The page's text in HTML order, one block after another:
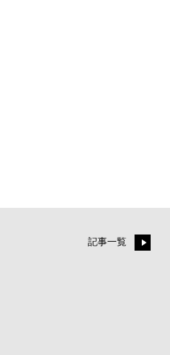
記事一覧